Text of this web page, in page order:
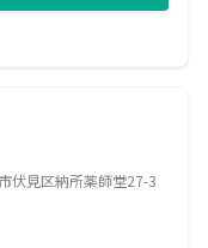
伏見区納所薬師堂27-3